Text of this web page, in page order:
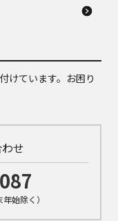
けています。お困り
せ
始除く）